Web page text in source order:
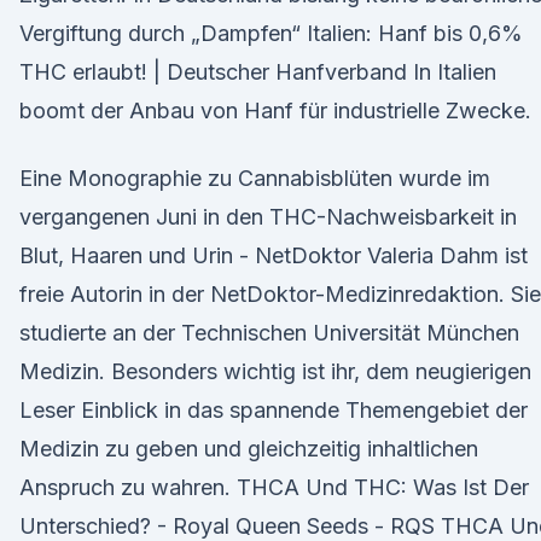
Vergiftung durch „Dampfen“ Italien: Hanf bis 0,6%
THC erlaubt! | Deutscher Hanfverband In Italien
boomt der Anbau von Hanf für industrielle Zwecke.
Eine Monographie zu Cannabisblüten wurde im
vergangenen Juni in den THC-Nachweisbarkeit in
Blut, Haaren und Urin - NetDoktor Valeria Dahm ist
freie Autorin in der NetDoktor-Medizinredaktion. Sie
studierte an der Technischen Universität München
Medizin. Besonders wichtig ist ihr, dem neugierigen
Leser Einblick in das spannende Themengebiet der
Medizin zu geben und gleichzeitig inhaltlichen
Anspruch zu wahren. THCA Und THC: Was Ist Der
Unterschied? - Royal Queen Seeds - RQS THCA